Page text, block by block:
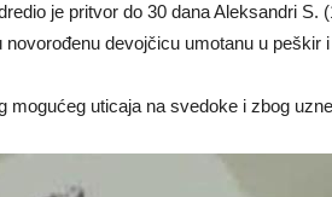
je pritvor do 30 dana Aleksandri S.
devojčicu umotanu u peškir
mogućeg uticaja na svedoke i zbog